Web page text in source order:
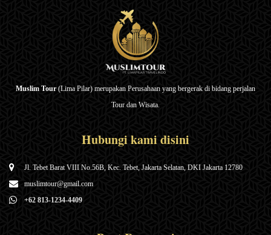
Muslim Tour(Lima Pilar) merupakan Perusahaan yang bergerak di bidang perjalan
Tour dan Wisata.
Hubungi kami disini
Jl. Tebet Barat VIII No.56B, Kec. Tebet, Jakarta Selatan, DKI Jakarta 12780
muslimtour@gmail.com
+62 813-1234-4409